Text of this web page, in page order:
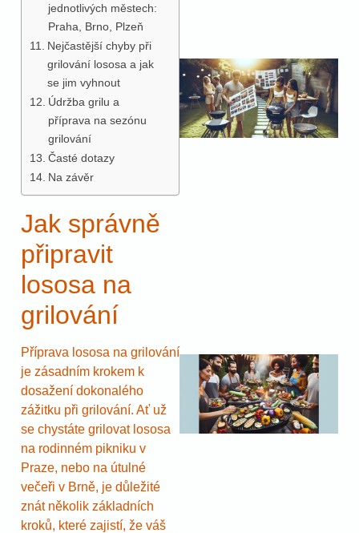
jednotlivých městech:
Praha, Brno, Plzeň
Nejčastější chyby při
grilování lososa a jak
se jim vyhnout
Údržba grilu a
příprava na sezónu
grilování
Časté dotazy
Na závěr
Jak správně
připravit
lososa na
grilování
Příprava lososa na grilování
je zásadním krokem k
dosažení dokonalého
zážitku při grilování. Ať už
se chystáte grilovat lososa
na rodinném pikniku v
Praze, nebo na útulné
večeři v Brně, je důležité
znát několik základních
kroků, které zajistí, že váš